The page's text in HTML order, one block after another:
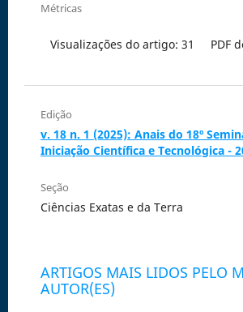
Métricas
Visualizações do artigo: 31 PDF
Edição
v. 18 n. 1 (2025): Anais do 18º
Iniciação Científica e Tecnológica -
Seção
Ciências Exatas e da Terra
ARTIGOS MAIS LIDOS PELO
AUTOR(ES)